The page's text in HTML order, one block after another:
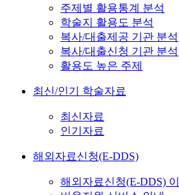
주제별 활용통계 분석
학술지 활용도 분석
복사/대출제공 기관 분석
복사/대출신청 기관 분석
활용도 높은 주제
최신/인기 학술자료
최신자료
인기자료
해외자료신청(E-DDS)
해외자료신청(E-DDS)